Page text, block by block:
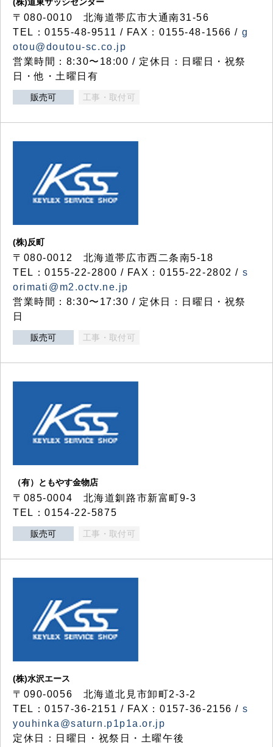
〒080-0010 北海道帯広市大通南31-56
TEL：0155-48-9511 / FAX：0155-48-1566 / g
otou@doutou-sc.co.jp
営業時間：8:30〜18:00 / 定休日：日曜日・祝祭
日・他・土曜日有
販売可 工事・取付可
(株)反町
〒080-0012 北海道帯広市西二条南5-18
TEL：0155-22-2800 / FAX：0155-22-2802 / s
orimati@m2.octv.ne.jp
営業時間：8:30〜17:30 / 定休日：日曜日・祝祭
日
販売可 工事・取付可
（有）ともやす金物店
〒085-0004 北海道釧路市新富町9-3
TEL：0154-22-5875
販売可 工事・取付可
(株)水沢エース
〒090-0056 北海道北見市卸町2-3-2
TEL：0157-36-2151 / FAX：0157-36-2156 / s
youhinka@saturn.p1p1a.or.jp
定休日：日曜日・祝祭日・土曜午後